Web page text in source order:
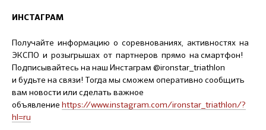
ИНСТАГРАМ
Получайте информацию о соревнованиях, активностях на
ЭКСПО и розыгрышах от партнеров прямо на смартфон!
Подписывайтесь на наш Инстаграм @ironstar_triathlon
и будьте на связи! Тогда мы сможем оперативно сообщить
вам новости или сделать важное
объявление https://www.instagram.com/ironstar_triathlon/?
hl=ru